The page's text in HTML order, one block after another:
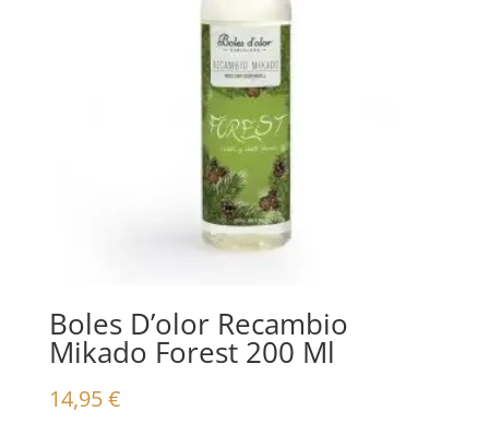
Boles D’olor Recambio
Mikado Forest 200 Ml
14,95€